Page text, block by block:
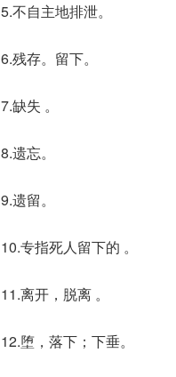
5.不自主地排泄。
6.残存。留下。
7.缺失 。
8.遗忘。
9.遗留。
10.专指死人留下的 。
11.离开，脱离 。
12.堕，落下；下垂。